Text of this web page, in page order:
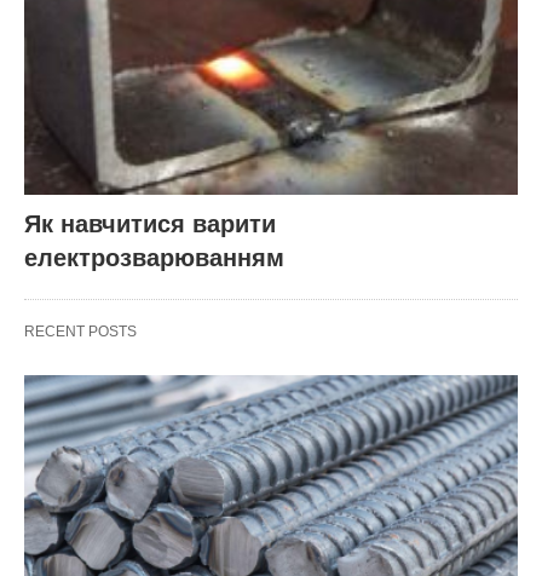
Як навчитися варити
електрозварюванням
RECENT POSTS